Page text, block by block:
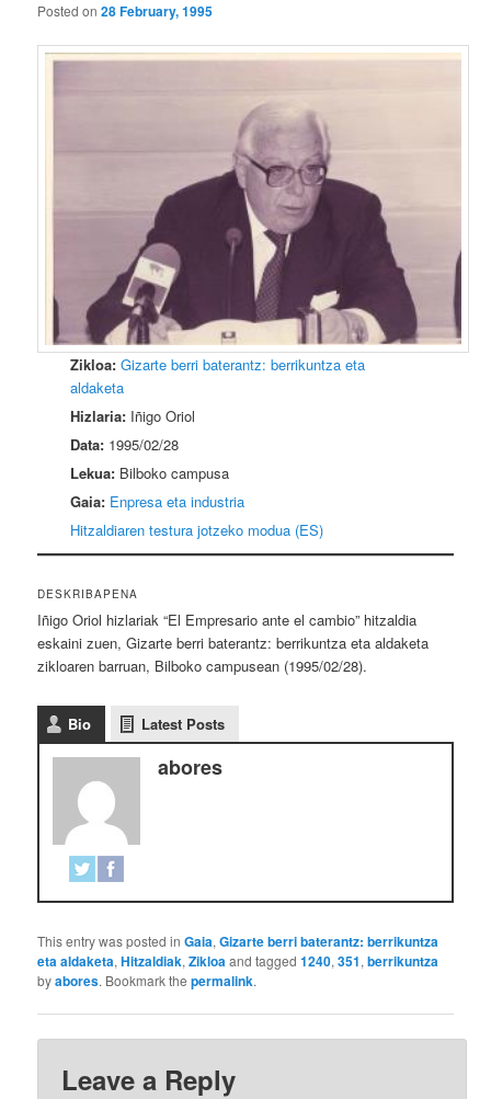
Posted on28 February, 1995
Zikloa: Gizarte berri baterantz: berrikuntza eta
aldaketa
Hizlaria: Iñigo Oriol
Data: 1995/02/28
Lekua: Bilboko campusa
Gaia: Enpresa eta industria
Hitzaldiaren testura jotzeko modua (ES)
DESKRIBAPENA
Iñigo Oriol hizlariak “El Empresario ante el cambio” hitzaldia
eskaini zuen, Gizarte berri baterantz: berrikuntza eta aldaketa
zikloaren barruan, Bilboko campusean (1995/02/28).
Bio Latest Posts
abores
This entry was posted inGaia,Gizarte berri baterantz: berrikuntza
eta aldaketa,Hitzaldiak,Zikloaand tagged1240,351,berrikuntza
byabores. Bookmark thepermalink.
Leave a Reply